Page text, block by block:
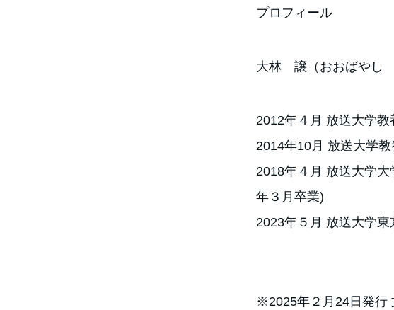
プロフィール
大林 譲（おおばやし
2012年４月 放送大学
2014年10月 放送大学
2018年４月 放送大学
年３月卒業)
2023年５月 放送大学
※2025年２月24日発行